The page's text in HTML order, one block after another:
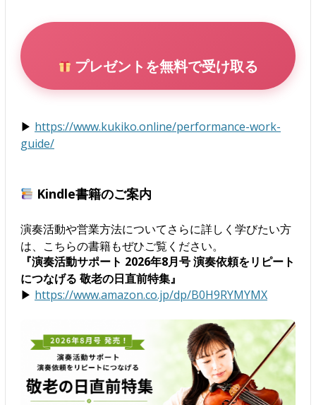
プレゼントを無料で受け取る
▶ https://www.kukiko.online/performance-work-
guide/
Kindle書籍のご案内
演奏活動や営業方法についてさらに詳しく学びたい方
は、こちらの書籍もぜひご覧ください。
『演奏活動サポート 2026年8月号 演奏依頼をリピート
につなげる 敬老の日直前特集』
▶ https://www.amazon.co.jp/dp/B0H9RYMYMX